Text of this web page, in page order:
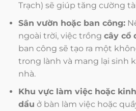
Trạch) sẽ giúp tăng cường
Sân vườn hoặc ban công:
ngoài trời, việc trồng cây cổ
ban công sẽ tạo ra một
trong lành và mang lại sinh
nhà.
Khu vực làm việc hoặc
dầu ở bàn làm việc hoặc